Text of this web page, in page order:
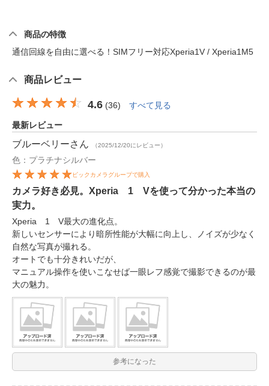
商品の特徴
通信回線を自由に選べる！SIMフリー対応Xperia1V / Xperia1M5
商品レビュー
4.6 (36) すべて見る
最新レビュー
ブルーベリーさん （2025/12/20にレビュー）
色：プラチナシルバー
ビックカメラグループで購入
カメラ好き必見。Xperia 1 Vを使って分かった本当の
実力。
Xperia 1 V最大の進化点。
新しいセンサーにより暗所性能が大幅に向上し、ノイズが少なく
自然な写真が撮れる。
オートでも十分きれいだが、
マニュアル操作を使いこなせば一眼レフ感覚で撮影できるのが最
大の魅力。
参考になった